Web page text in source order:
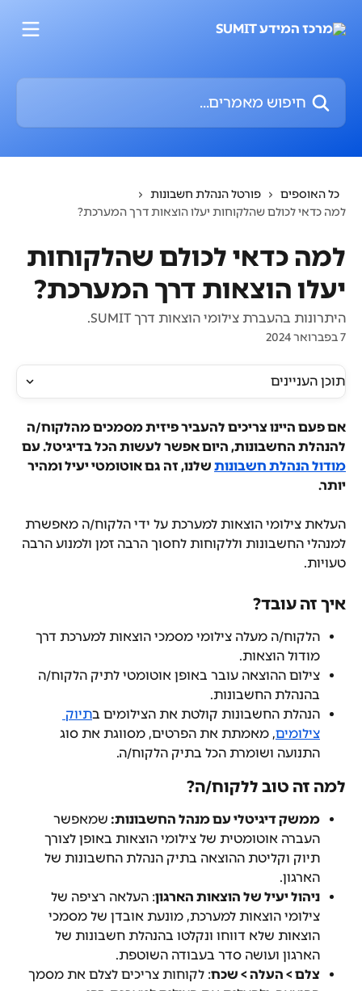
חיפוש מאמרים...
כל האוספים
פורטל הנהלת חשבונות
למה כדאי לכולם שהלקוחות יעלו הוצאות דרך המערכת?
למה כדאי לכולם שהלקוחות
יעלו הוצאות דרך המערכת?
היתרונות בהעברת צילומי הוצאות דרך SUMIT.
7 בפברואר 2024
תוכן העניינים
אם פעם היינו צריכים להעביר פיזית מסמכים מהלקוח/ה
להנהלת החשבונות, היום אפשר לעשות הכל בדיגיטל. עם
מודול הנהלת חשבונות שלנו, זה גם אוטומטי יעיל ומהיר
יותר.
העלאת צילומי הוצאות למערכת על ידי הלקוח/ה מאפשרת
למנהלי החשבונות וללקוחות לחסוך הרבה זמן ולמנוע הרבה
טעויות.
איך זה עובד?
הלקוח/ה מעלה צילומי מסמכי הוצאות למערכת דרך
מודול הוצאות.
צילום ההוצאה עובר באופן אוטומטי לתיק הלקוח/ה
בהנהלת החשבונות.
הנהלת החשבונות קולטת את הצילומים בתיוק
צילומים, מאמתת את הפרטים, מסווגת את סוג
התנועה ושומרת הכל בתיק הלקוח/ה.
למה זה טוב ללקוח/ה?
ממשק דיגיטלי עם מנהל החשבונות: שמאפשר
העברה אוטומטית של צילומי הוצאות באופן לצורך
תיוק וקליטת ההוצאה בתיק הנהלת החשבונות של
הארגון.
ניהול יעיל של הוצאות הארגון: העלאה רציפה של
צילומי הוצאות למערכת, מונעת אובדן של מסמכי
הוצאות שלא דווחו ונקלטו בהנהלת חשבונות של
הארגון ועושה סדר בעבודה השוטפת.
צלם > העלה > שכח: לקוחות צריכים לצלם את מסמך